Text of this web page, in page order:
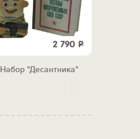
2 790 Р
Набор "Десантника"